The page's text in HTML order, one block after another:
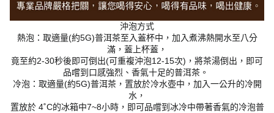
沖泡方式
熱泡：取適量(約5G)普洱茶至入蓋杯中，加入煮沸熱開水至八分
滿，蓋上杯蓋，
竟至約2-30秒後即可倒出(可重複沖泡12-15次)，將茶湯倒出，即可
品嚐到口感強烈、香氣十足的普洱茶。
冷泡：取適量(約5G)普洱茶，置放於冷水壺中，加入一公升的冷開
水，
置放於 4˚C的冰箱中7~8小時，即可品嚐到冰冷中帶著香氣的冷泡普